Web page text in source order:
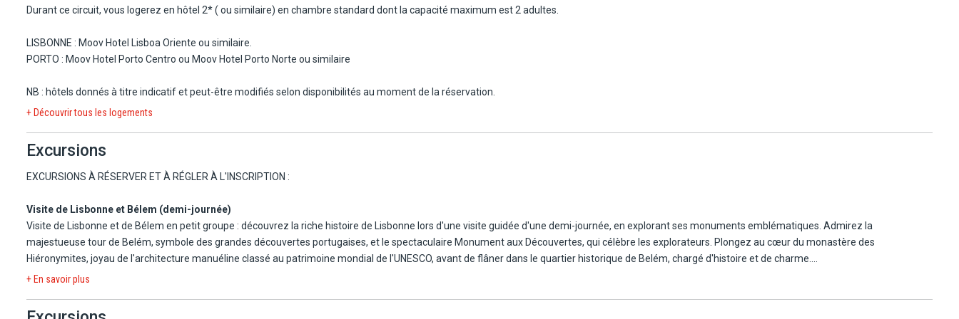
JOUR 3 : LISBONNE - SINTRA - CABO DA ROCA - CASCAIS - ESTORIL - LISBONNE
Suggestion de visites : partez à la découverte d Sintra et de ses merveilles ! Visitez le Palais dde Pena et Cabo da Roca, le point le plus occidental de l'Europe continentale ainsi que les villes balnéaires de
Cascais et Estoril.
Petit-déjeuner à l'hôtel.
l'Atlantique lors de cette expérience intime.
Nuit à l'hôtel.
JOUR 5 : LISBONNE - PORTO
Peit-déjeuner à l'hôtel puis transfert par vos soins à la gare de Lisbonne.
Trait de Lisbonne (Lisboa Oriente) vers Porto (Porto Campanha) en 1ère classe (Alfa Pendular), durée du trajet : 2h30.
Transfert par vos soins à l'hôtel. Temps libre.
JOUR 6 : PORTO
Durant ce circuit, vous logerez en hôtel 2* ( ou similaire) en chambre standard dont la capacité maximum est 2 adultes.
LISBONNE : Moov Hotel Lisboa Oriente ou similaire.
PORTO : Moov Hotel Porto Centro ou Moov Hotel Porto Norte ou similaire
NB : hôtels donnés à titre indicatif et peut-être modifiés selon disponibilités au moment de la réservation.
+ Découvrir tous les logements
Excursions
EXCURSIONS À RÉSERVER ET À RÉGLER À L'INSCRIPTION :
Visite de Lisbonne et Bélem (demi-journée)
Visite de Lisbonne et de Bélem en petit groupe : découvrez la riche histoire de Lisbonne lors d'une visite guidée d'une demi-journée, en explorant ses monuments emblématiques. Admirez la
majestueuse tour de Belém, symbole des grandes découvertes portugaises, et le spectaculaire Monument aux Découvertes, qui célèbre les explorateurs. Plongez au cœur du monastère des
Hiéronymites, joyau de l'architecture manuéline classé au patrimoine mondial de l'UNESCO, avant de flâner dans le quartier historique de Belém, chargé d'histoire et de charme.
Durée : 4h (demi-journée)
+ En savoir plus